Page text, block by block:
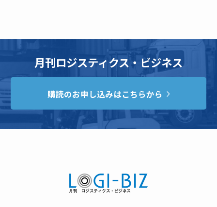
月刊ロジスティクス・ビジネス
購読のお申し込みはこちらから